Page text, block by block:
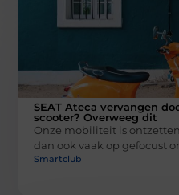
SEAT Ateca vervangen
scooter? Overweeg dit
Onze mobiliteit is
dan ook vaak op gefocust
Smartclub